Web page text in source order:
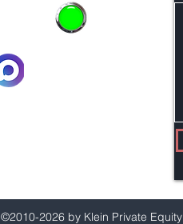
©2010-2026 by Klein Private Equity